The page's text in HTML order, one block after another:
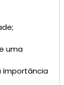
uma
importância